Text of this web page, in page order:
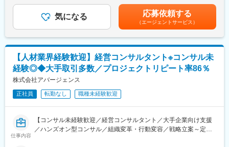
アバージェンスが現場で培った「事業成果を生み出すノウハウ」
を蒸留・構造化した、超実践的な研修を提供します。座学の知識
提供にとどまらず、実際の事業成果に直結するスキル習得を支援
します。
■担当エリア・働き方：
・勤務スタイル： ハンズオン型支援のため、クライアント先（企
業のオフィスや工場、拠点など）への常駐が基本となります。
変更の範囲：会社の定める業務
定着までを一気通貫で支援します。
最大の特徴は、「経営層（戦略）」と「現場（実行）」の間に生
全体のViability（実行能力）を高めることで、再現性のある成果を
生み出します。
■業務詳細：
プロジェクト期間（数ヶ月～半年程度）は、基本的にクライアン
ト先へ常駐し以下のフェーズを推進。
1. 調査・分析・戦略策定（診断フェーズ）
2. 実行支援・行動変容（実行フェーズ）
3. 検証・定着化（定着フェーズ）
給与補足＞上記＋プロジェクト期間中はアサイン手当（5,000円/
日）支給（例）20日稼働の場合約月10万円／年120万円程度上乗
せ■賞与：業績に応じて賃金はあくまでも目安の金額であり、選考
を通じて上下する可能性があります。月給(月額)は固定手当を含め
た表記です。
気になる 応募依頼する
（エージェントサービス）
【人材業界経験歓迎】経営コンサルタント※コンサル未
経験◎◆大手取引多数／プロジェクトリピート率86％
株式会社アバージェンス
正社員 転勤なし 職種未経験歓迎
仕事内容
【コンサル未経験歓迎／経営コンサルタント／大手企業向け支援
／ハンズオン型コンサル／組織変革・行動変容／戦略立案～定着